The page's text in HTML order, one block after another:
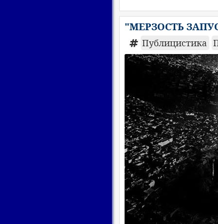
"МЕРЗОСТЬ
Публицистика